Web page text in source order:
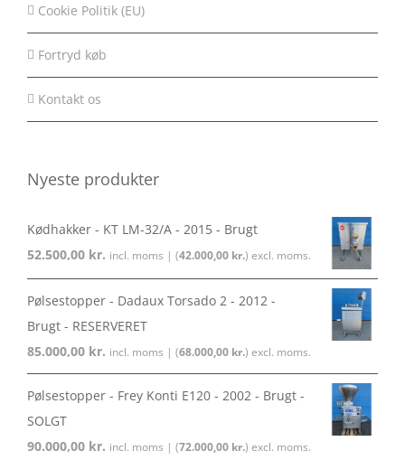
Cookie Politik (EU)
Fortryd køb
Kontakt os
Nyeste produkter
Kødhakker - KT LM-32/A - 2015 - Brugt
52.500,00 kr. incl. moms | (42.000,00 kr.) excl. moms.
Pølsestopper - Dadaux Torsado 2 - 2012 -
Brugt - RESERVERET
85.000,00 kr. incl. moms | (68.000,00 kr.) excl. moms.
Pølsestopper - Frey Konti E120 - 2002 - Brugt -
SOLGT
90.000,00 kr. incl. moms | (72.000,00 kr.) excl. moms.